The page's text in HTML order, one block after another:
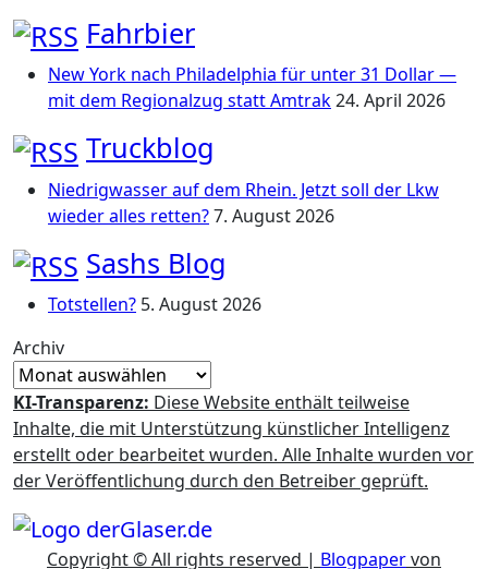
Fahrbier
New York nach Philadelphia für unter 31 Dollar —
mit dem Regionalzug statt Amtrak24. April 2026
Truckblog
Niedrigwasser auf dem Rhein. Jetzt soll der Lkw
wieder alles retten?7. August 2026
Sashs Blog
Totstellen? 5. August 2026
Archiv
KI-Transparenz: Diese Website enthält teilweise
Inhalte, die mit Unterstützung künstlicher Intelligenz
erstellt oder bearbeitet wurden. Alle Inhalte wurden vor
der Veröffentlichung durch den Betreiber geprüft.
Copyright © All rights reserved | Blogpapervon